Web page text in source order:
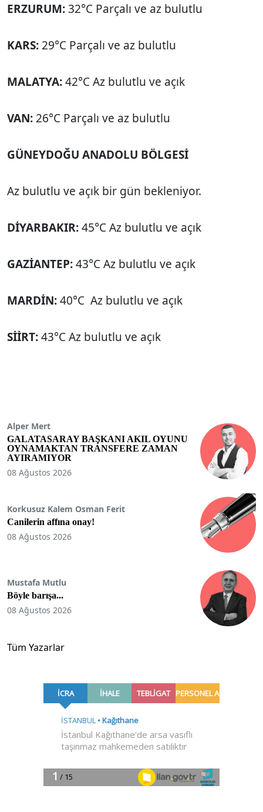
ERZURUM:32°C Parçalı ve az bulutlu
KARS: 29°C Parçalı ve az bulutlu
MALATYA:42°C Az bulutlu ve açık
VAN: 26°C Parçalı ve az bulutlu
GÜNEYDOĞU ANADOLU BÖLGESİ
Az bulutlu ve açık bir gün bekleniyor.
DİYARBAKIR:45°C Az bulutlu ve açık
GAZİANTEP:43°C Az bulutlu ve açık
MARDİN:40°C Az bulutlu ve açık
SİİRT:43°C Az bulutlu ve açık
Alper Mert
GALATASARAY BAŞKANI AKIL OYUNU
OYNAMAKTAN TRANSFERE ZAMAN
AYIRAMIYOR
08 Ağustos 2026
Korkusuz Kalem Osman Ferit
Canilerin affına onay!
08 Ağustos 2026
Mustafa Mutlu
Böyle barışa...
08 Ağustos 2026
Tüm Yazarlar